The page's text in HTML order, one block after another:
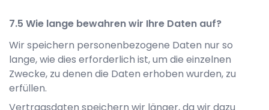
Wie lange bewahren wir Ihre Daten auf?
Wir speichern personenbezogene Daten nur so
lange, wie dies erforderlich ist, um die einzelnen
Zwecke, zu denen die Daten erhoben wurden, zu
erfüllen.